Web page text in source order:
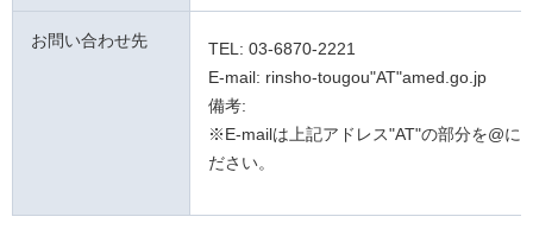
お問い合わせ先
TEL: 03-6870-2221
E-mail: rinsho-tougou"AT"amed.go.jp
備考:
※E-mailは上記アドレス"AT"の部分を@に
ださい。